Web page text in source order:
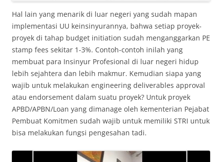
Hal lain yang menarik di luar negeri yang sudah mapan
implementasi UU keinsinyurannya, bahwa setiap proyek-
proyek di tahap budget initiation sudah menganggarkan PE
stamp fees sekitar 1-3%. Contoh-contoh inilah yang
membuat para Insinyur Profesional di luar negeri hidup
lebih sejahtera dan lebih makmur. Kemudian siapa yang
wajib untuk melakukan engineering deliverables approval
atau endorsement dalam suatu proyek? Untuk proyek
APBD/APBN/Loan yang dimanage oleh kementerian Pejabat
Pembuat Komitmen sudah wajib untuk memiliki STRI untuk
bisa melakukan fungsi pengesahan tadi.